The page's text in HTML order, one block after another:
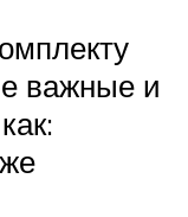
важные и